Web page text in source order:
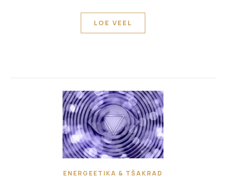
LOE VEEL
ENERGEETIKA & TŠAKRAD